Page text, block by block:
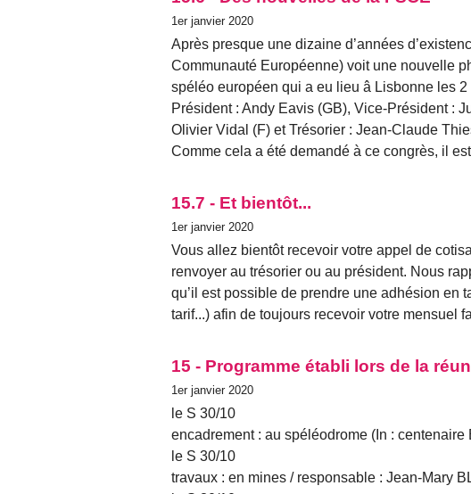
1er janvier 2020
Après presque une dizaine d’années
Communauté Européenne) voit une nouvelle
spéléo européen qui a eu lieu â Lisbonne les
Président : Andy Eavis (GB), Vice-Président :
Olivier Vidal (F) et Trésorier : Jean-Claude
Comme cela a été demandé à ce congrès, il
15.7 - Et bientôt...
1er janvier 2020
Vous allez bientôt recevoir votre appel de
renvoyer au trésorier ou au président. Nous
qu’il est possible de prendre une adhésion en
tarif...) afin de toujours recevoir votre mensuel
15 - Programme établi lors de la
1er janvier 2020
le S 30/10
encadrement : au spéléodrome (In :
le S 30/10
travaux : en mines / responsable : Jean-Mary